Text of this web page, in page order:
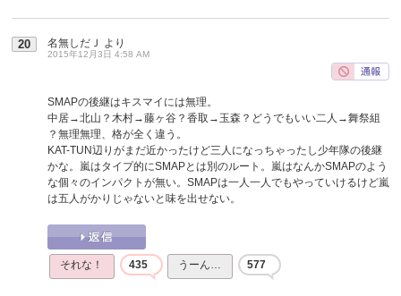
20 名無しだＪ より
2015年12月3日 4:58 AM
SMAPの後継はキスマイには無理。
中居→北山？木村→藤ヶ谷？香取→玉森？どうでもいい二人→舞祭組
？無理無理、格が全く違う。
KAT-TUN辺りがまだ近かったけど三人になっちゃったし少年隊の後継
かな。嵐はタイプ的にSMAPとは別のルート。嵐はなんかSMAPのよう
な個々のインパクトが無い。SMAPは一人一人でもやっていけるけど嵐
は五人がかりじゃないと味を出せない。
それな！ 435 うーん… 577